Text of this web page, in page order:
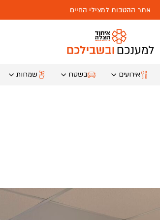
אתר ההטבות למצילי החיים
אירועים בשטח שמחות